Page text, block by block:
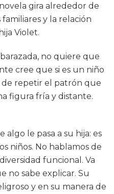
gira alrededor de
y la relación
Violet.
no quiere que
cree que si es un niño
de repetir el patrón que
figura fría y distante.
le pasa a su hija: es
niños. No hablamos de
funcional. Va
no sabe explicar. Su
y en su manera de